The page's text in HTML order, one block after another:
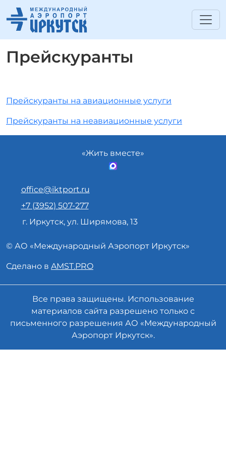
Прейскуранты
Прейскуранты на авиационные услуги
Прейскуранты на неавиационные услуги
«Жить вместе»
office@iktport.ru
+7 (3952) 507-277
г. Иркутск, ул. Ширямова, 13
© АО «Международный Аэропорт Иркутск»
Сделано в AMST.PRO
Все права защищены. Использование
материалов сайта разрешено только с
письменного разрешения АО «Международный
Аэропорт Иркутск».